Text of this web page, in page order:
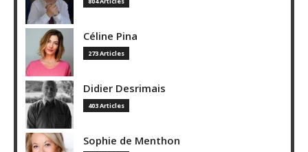
Céline Pina
273 Articles
Didier Desrimais
403 Articles
Sophie de Menthon